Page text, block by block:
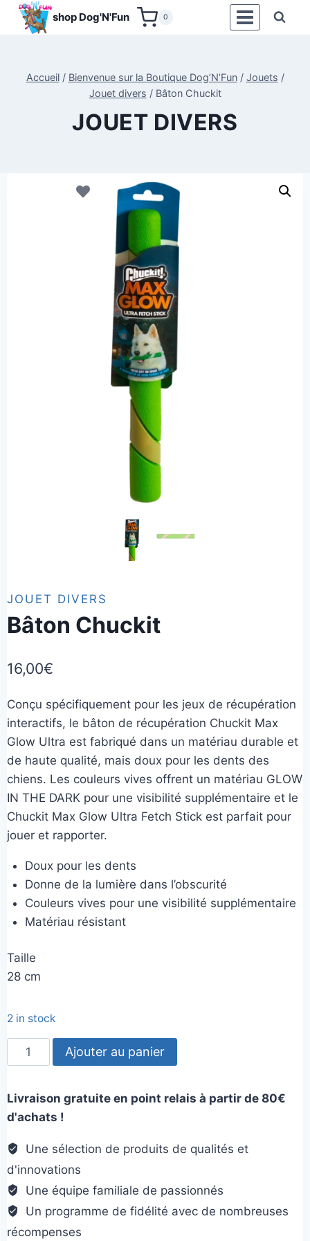
Aller
shop Dog'N'Fun 0
Accueil / Bienvenue sur la Boutique Dog’N’Fun / Jouets /
Jouet divers / Bâton Chuckit
JOUET DIVERS
JOUET DIVERS
Bâton Chuckit
16,00€
Conçu spécifiquement pour les jeux de récupération
interactifs, le bâton de récupération Chuckit Max
Glow Ultra est fabriqué dans un matériau durable et
de haute qualité, mais doux pour les dents des
chiens. Les couleurs vives offrent un matériau GLOW
IN THE DARK pour une visibilité supplémentaire et le
Chuckit Max Glow Ultra Fetch Stick est parfait pour
jouer et rapporter.
Doux pour les dents
Donne de la lumière dans l’obscurité
Couleurs vives pour une visibilité supplémentaire
Matériau résistant
Taille
28 cm
2 in stock
quantité
de
Chuckit
Ajouter au panier
Livraison gratuite en point relais à partir de 80€
d'achats !
Une sélection de produits de qualités et
d'innovations
Une équipe familiale de passionnés
Un programme de fidélité avec de nombreuses
récompenses